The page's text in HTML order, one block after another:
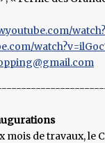
mois de travaux, le